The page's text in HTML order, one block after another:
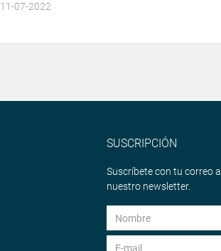
11-07-2022
SUSCRIPCIÓN
Suscríbete con tu correo a
nuestro newsletter.